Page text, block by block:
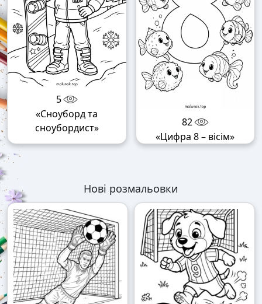
5
«Сноуборд та
сноубордист»
82
«Цифра 8 – вісім»
Нові розмальовки